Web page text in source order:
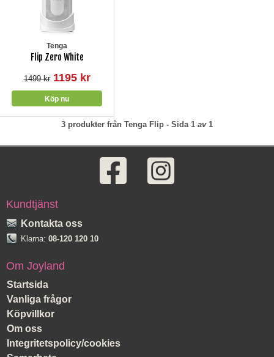
1499 kr 1195 kr
Tenga
Flip Zero White
3 produkter från Tenga Flip - Sida 1 av 1
Kundtjänst
Kontakta oss
Klarna: 08-120 120 10
Om Joyland
Startsida
Vanliga frågor
Köpvillkor
Om oss
Integritetspolicy/cookies